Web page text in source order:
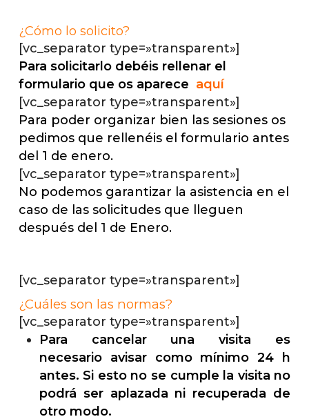
¿Cómo lo solicito?
[vc_separator type=»transparent»]
Para solicitarlo debéis rellenar el
formulario que os aparece aquí
[vc_separator type=»transparent»]
Para poder organizar bien las sesiones os
pedimos que rellenéis el formulario antes
del 1 de enero.
[vc_separator type=»transparent»]
No podemos garantizar la asistencia en el
caso de las solicitudes que lleguen
después del 1 de Enero.
[vc_separator type=»transparent»]
¿Cuáles son las normas?
[vc_separator type=»transparent»]
Para cancelar una visita es
necesario avisar como mínimo 24 h
antes. Si esto no se cumple la visita no
podrá ser aplazada ni recuperada de
otro modo.